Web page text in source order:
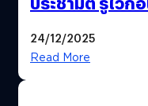
24/12/2025
Read More